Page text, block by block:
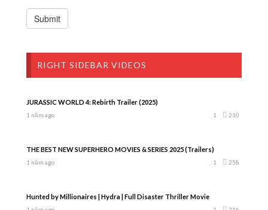
RIGHT SIDEBAR VIDEOS
JURASSIC WORLD 4: Rebirth Trailer (2025)
1 năm ago 210
1
THE BEST NEW SUPERHERO MOVIES & SERIES 2025 (Trailers)
1 năm ago 258
1
Hunted by Millionaires | Hydra | Full Disaster Thriller Movie